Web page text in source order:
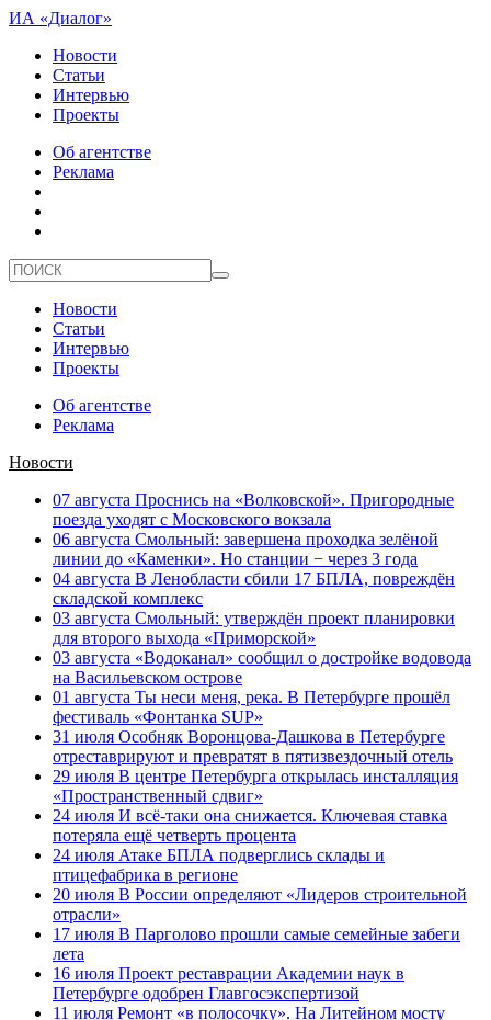
ИА «Диалог»
Новости
Статьи
Интервью
Проекты
Об агентстве
Реклама
Новости
Статьи
Интервью
Проекты
Об агентстве
Реклама
Новости
07 августа Проснись на «Волковской». Пригородные
поезда уходят с Московского вокзала
06 августа Смольный: завершена проходка зелёной
линии до «Каменки». Но станции − через 3 года
04 августа В Ленобласти сбили 17 БПЛА, повреждён
складской комплекс
03 августа Смольный: утверждён проект планировки
для второго выхода «Приморской»
03 августа «Водоканал» сообщил о достройке водовода
на Васильевском острове
01 августа Ты неси меня, река. В Петербурге прошёл
фестиваль «Фонтанка SUP»
31 июля Особняк Воронцова-Дашкова в Петербурге
отреставрируют и превратят в пятизвездочный отель
29 июля В центре Петербурга открылась инсталляция
«Пространственный сдвиг»
24 июля И всё-таки она снижается. Ключевая ставка
потеряла ещё четверть процента
24 июля Атаке БПЛА подверглись склады и
птицефабрика в регионе
20 июля В России определяют «Лидеров строительной
отрасли»
17 июля В Парголово прошли самые семейные забеги
лета
16 июля Проект реставрации Академии наук в
Петербурге одобрен Главгосэкспертизой
11 июля Ремонт «в полосочку». На Литейном мосту